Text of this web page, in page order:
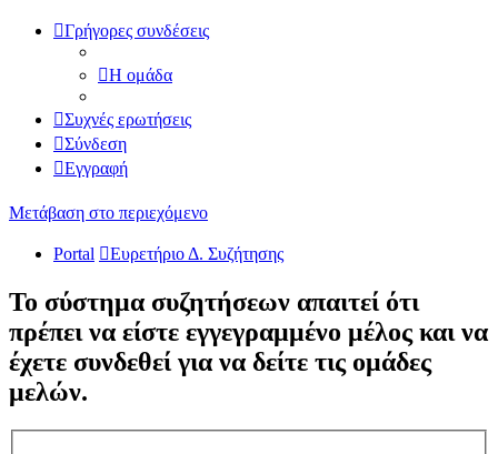
Γρήγορες συνδέσεις
Η ομάδα
Συχνές ερωτήσεις
Σύνδεση
Εγγραφή
Μετάβαση στο περιεχόμενο
Portal Ευρετήριο Δ. Συζήτησης
Το σύστημα συζητήσεων απαιτεί ότι
πρέπει να είστε εγγεγραμμένο μέλος και να
έχετε συνδεθεί για να δείτε τις ομάδες
μελών.